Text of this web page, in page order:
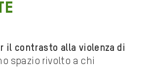
il contrasto alla violenza di
spazio rivolto a chi